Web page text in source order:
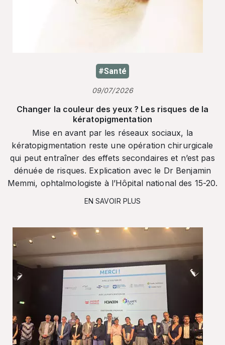
#Santé
09/07/2026
Changer la couleur des yeux ? Les risques de la
kératopigmentation
Mise en avant par les réseaux sociaux, la
kératopigmentation reste une opération chirurgicale
qui peut entraîner des effets secondaires et n’est pas
dénuée de risques. Explication avec le Dr Benjamin
Memmi, ophtalmologiste à l’Hôpital national des 15-20.
EN SAVOIR PLUS